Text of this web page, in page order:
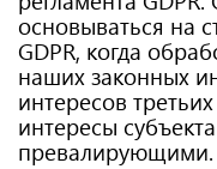
основываться на
GDPR, когда
наших законных
интересов
интересы
превалирующими.